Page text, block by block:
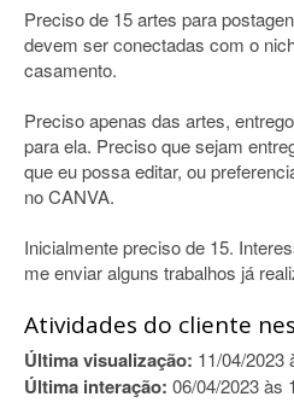
Preciso de 15 artes para
devem ser conectadas com o
casamento.
Preciso apenas das artes,
para ela. Preciso que sejam
que eu possa editar, ou
no CANVA.
Inicialmente preciso de 15.
me enviar alguns trabalhos já
Atividades do cliente
Última visualização: 11/04/2023
Última interação: 06/04/2023 às